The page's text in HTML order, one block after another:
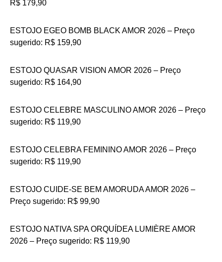
R$ 179,90
ESTOJO EGEO BOMB BLACK AMOR 2026 – Preço
sugerido: R$ 159,90
ESTOJO QUASAR VISION AMOR 2026 – Preço
sugerido: R$ 164,90
ESTOJO CELEBRE MASCULINO AMOR 2026 – Preço
sugerido: R$ 119,90
ESTOJO CELEBRA FEMININO AMOR 2026 – Preço
sugerido: R$ 119,90
ESTOJO CUIDE-SE BEM AMORUDA AMOR 2026 –
Preço sugerido: R$ 99,90
ESTOJO NATIVA SPA ORQUÍDEA LUMIÈRE AMOR
2026 – Preço sugerido: R$ 119,90